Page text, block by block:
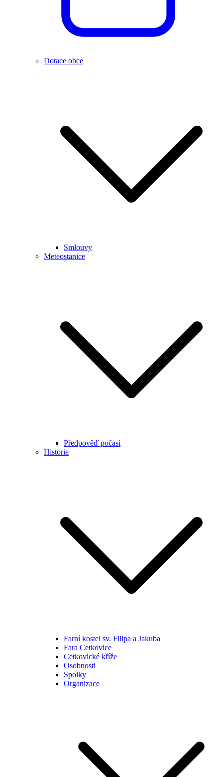
Dotace obce
Smlouvy
Meteostanice
Předpověď počasí
Historie
Farní kostel sv. Filipa a Jakuba
Fara Cetkovice
Cetkovické kříže
Osobnosti
Spolky
Organizace